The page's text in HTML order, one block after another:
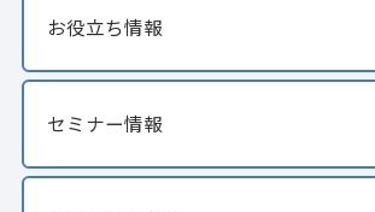
お役立ち情報
セミナー情報